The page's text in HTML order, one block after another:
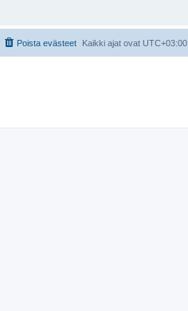
Kaikki ajat ovat UTC+03:00
Poista evästeet